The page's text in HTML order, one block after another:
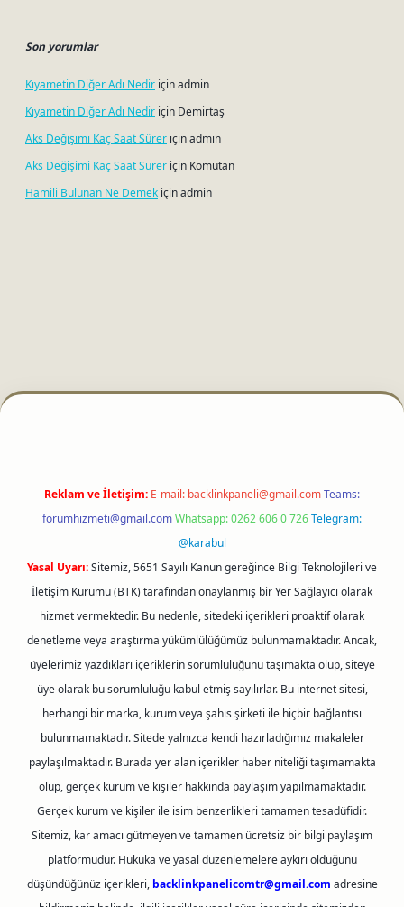
Son yorumlar
Kıyametin Diğer Adı Nedir içinadmin
Kıyametin Diğer Adı Nedir için Demirtaş
Aks Değişimi Kaç Saat Sürer içinadmin
Aks Değişimi Kaç Saat Sürer için Komutan
Hamili Bulunan Ne Demek içinadmin
Reklam ve İletişim: E-mail: backlinkpaneli@gmail.comTeams:
forumhizmeti@gmail.comWhatsapp: 0262 606 0 726Telegram:
@karabul
Yasal Uyarı:Sitemiz, 5651 Sayılı Kanun gereğince Bilgi Teknolojileri ve
İletişim Kurumu (BTK) tarafından onaylanmış bir Yer Sağlayıcı olarak
hizmet vermektedir. Bu nedenle, sitedeki içerikleri proaktif olarak
denetleme veya araştırma yükümlülüğümüz bulunmamaktadır. Ancak,
üyelerimiz yazdıkları içeriklerin sorumluluğunu taşımakta olup, siteye
üye olarak bu sorumluluğu kabul etmiş sayılırlar. Bu internet sitesi,
herhangi bir marka, kurum veya şahıs şirketi ile hiçbir bağlantısı
bulunmamaktadır. Sitede yalnızca kendi hazırladığımız makaleler
paylaşılmaktadır. Burada yer alan içerikler haber niteliği taşımamakta
olup, gerçek kurum ve kişiler hakkında paylaşım yapılmamaktadır.
Gerçek kurum ve kişiler ile isim benzerlikleri tamamen tesadüfidir.
Sitemiz, kar amacı gütmeyen ve tamamen ücretsiz bir bilgi paylaşım
platformudur. Hukuka ve yasal düzenlemelere aykırı olduğunu
düşündüğünüz içerikleri, backlinkpanelicomtr@gmail.com adresine